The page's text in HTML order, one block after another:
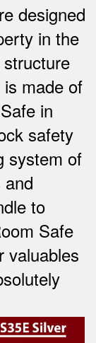
designed
in the
made of
in
safety
system of
to
Safe
valuables